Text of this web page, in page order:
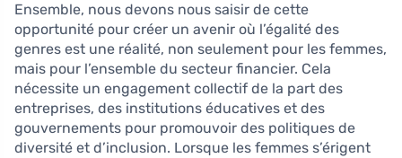
Ensemble, nous devons nous saisir de cette
opportunité pour créer un avenir où l’égalité des
genres est une réalité, non seulement pour les femmes,
mais pour l’ensemble du secteur financier. Cela
nécessite un engagement collectif de la part des
entreprises, des institutions éducatives et des
gouvernements pour promouvoir des politiques de
diversité et d’inclusion. Lorsque les femmes s’érigent